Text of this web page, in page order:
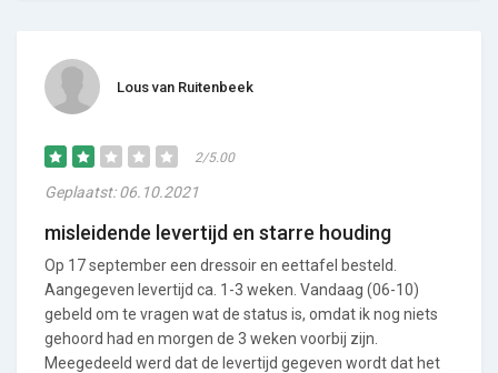
Lous van Ruitenbeek
2/5.00
Geplaatst: 06.10.2021
misleidende levertijd en starre houding
Op 17 september een dressoir en eettafel besteld.
Aangegeven levertijd ca. 1-3 weken. Vandaag (06-10)
gebeld om te vragen wat de status is, omdat ik nog niets
gehoord had en morgen de 3 weken voorbij zijn.
Meegedeeld werd dat de levertijd gegeven wordt dat het